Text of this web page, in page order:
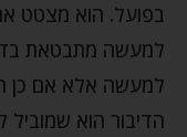
בפועל. הוא מצטט
למעשה מתבטאת
למעשה אלא אם כן
הדיבור הוא שמוביל